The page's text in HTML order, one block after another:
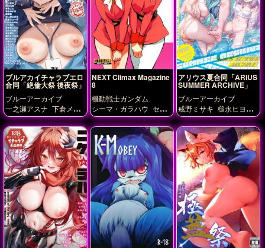
ブルアカイチャラブエロ
合同「絶倫大祭 後夜祭」
ブルーアーカイブ
一之瀬アスナ 下倉メグ
下江コハル 天雨アコ 小
鳥遊ホシノ 戒野ミサキ
早瀬ユウカ 春原シュン
月雪ミヤコ 朱城ルミ 桐
生キキョウ 桐藤ナギサ
浅黄ムツキ 生塩ノア 秤
アツコ 空崎ヒナ 羽川ハ
スミ 角楯カリン 調月リ
オ 錠前サオリ 陸八魔ア
ル 飛鳥馬トキ
NEXT Climax Magazine
8
機動戦士ガンダム
シーマ・ガラハウ セイ
ラ・マス フラウ・ボウ
マチルダ・アジャン メ
シェー・クン
アリウス夏合同「ARIUS
SUMMER ARCHIVE」
ブルーアーカイブ
戒野ミサキ 槌永ヒヨリ
秤アツコ 錠前サオリ